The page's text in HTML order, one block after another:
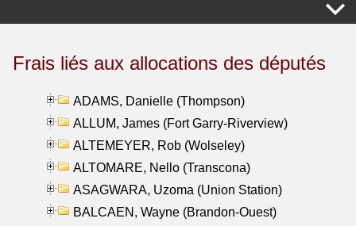
Frais liés aux allocations des députés
ADAMS, Danielle (Thompson)
ALLUM, James (Fort Garry-Riverview)
ALTEMEYER, Rob (Wolseley)
ALTOMARE, Nello (Transcona)
ASAGWARA, Uzoma (Union Station)
BALCAEN, Wayne (Brandon-Ouest)